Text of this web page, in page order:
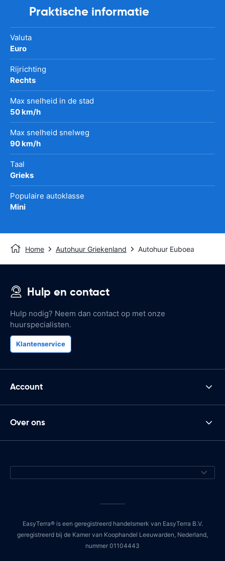
Praktische informatie
Valuta
Euro
Rijrichting
Rechts
Max snelheid in de stad
50 km/h
Max snelheid snelweg
90 km/h
Taal
Grieks
Populaire autoklasse
Mini
Home Autohuur Griekenland Autohuur Euboea
Hulp en contact
Hulp nodig? Neem dan contact op met onze
huurspecialisten.
Klantenservice
Account
Over ons
EasyTerra® is een geregistreerd handelsmerk van EasyTerra B.V.
geregistreerd bij de Kamer van Koophandel Leeuwarden, Nederland,
nummer 01104443